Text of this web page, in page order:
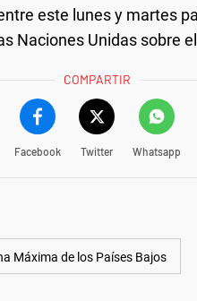
este lunes y martes
Naciones Unidas sobre
COMPARTIR
Facebook Twitter Whatsapp
Máxima de los Países Bajos